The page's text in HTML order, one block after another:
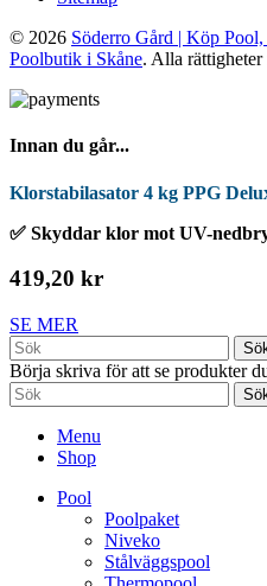
© 2026 Söderro Gård | Köp
Poolbutik i Skåne. Alla
Innan du går...
Klorstabilasator 4 kg PPG
✅ Skyddar klor mot UV-
419,20 kr
SE MER
Börja skriva för att se produkter
Menu
Shop
Pool
Poolpaket
Niveko
Stålväggspool